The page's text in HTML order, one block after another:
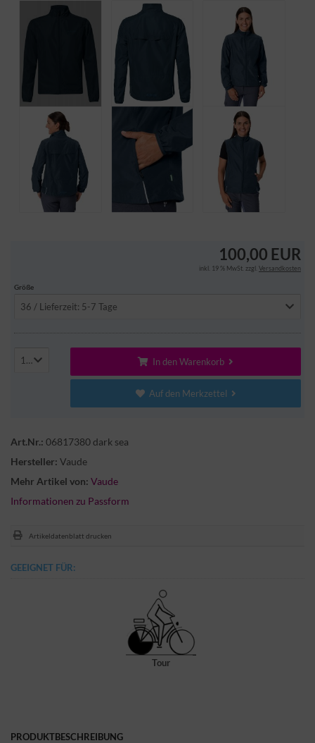
100,00 EUR
inkl. 19 % MwSt. zzgl. Versandkosten
Größe
36 / Lieferzeit: 5-7 Tage
1 In den Warenkorb
Auf den Merkzettel
Art.Nr.: 06817380 dark sea
Hersteller: Vaude
Mehr Artikel von: Vaude
Informationen zu Passform
Artikeldatenblatt drucken
GEEIGNET FÜR:
Tour
PRODUKTBESCHREIBUNG